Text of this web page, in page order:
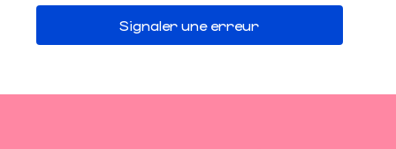
Signaler une erreur